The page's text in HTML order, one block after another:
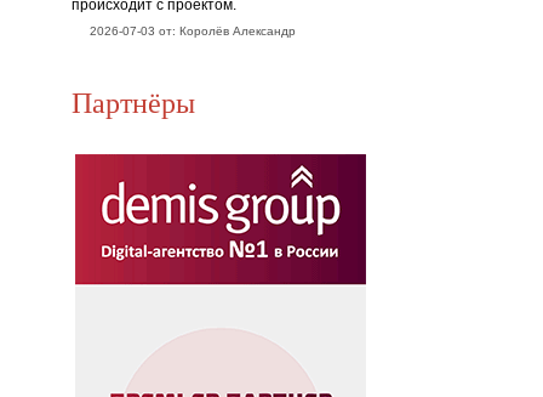
происходит с проектом.
2026-07-03 от: Королёв Александр
Партнёры